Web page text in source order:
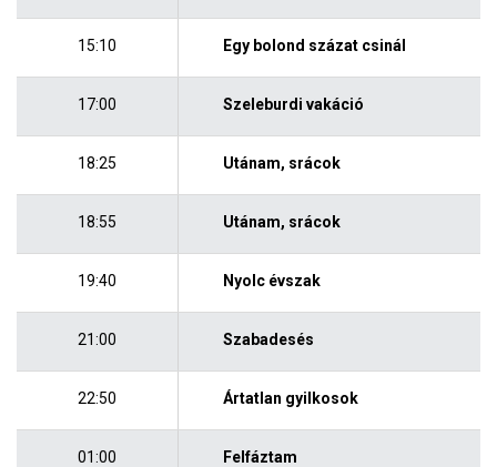
15:10 Egy bolond százat csinál
17:00 Szeleburdi vakáció
18:25 Utánam, srácok
18:55 Utánam, srácok
19:40 Nyolc évszak
21:00 Szabadesés
22:50 Ártatlan gyilkosok
01:00 Felfáztam